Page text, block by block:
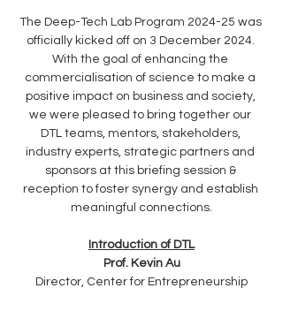
The Deep-Tech Lab Program 2024-25 was
officially kicked off on 3 December 2024.
With the goal of enhancing the
commercialisation of science to make a
positive impact on business and society,
we were pleased to bring together our
DTL teams, mentors, stakeholders,
industry experts, strategic partners and
sponsors at this briefing session &
reception to foster synergy and establish
meaningful connections.​
Introduction of DTL
Prof. Kevin Au
Director, Center for Entrepreneurship